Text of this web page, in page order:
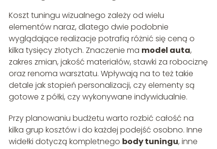
Koszt tuningu wizualnego zależy od wielu
elementów naraz, dlatego dwie podobnie
wyglądające realizacje potrafią różnić się ceną o
kilka tysięcy złotych. Znaczenie ma model auta,
zakres zmian, jakość materiałów, stawki za robociznę
oraz renoma warsztatu. Wpływają na to też takie
detale jak stopień personalizacji, czy elementy są
gotowe z półki, czy wykonywane indywidualnie.
Przy planowaniu budżetu warto rozbić całość na
kilka grup kosztów i do każdej podejść osobno. Inne
widełki dotyczą kompletnego body tuningu, inne